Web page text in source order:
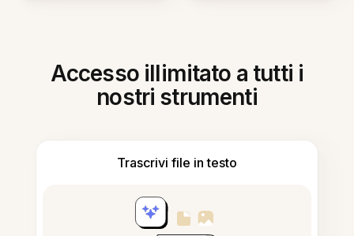
Accesso illimitato a tutti i
nostri strumenti
Trascrivi file in testo